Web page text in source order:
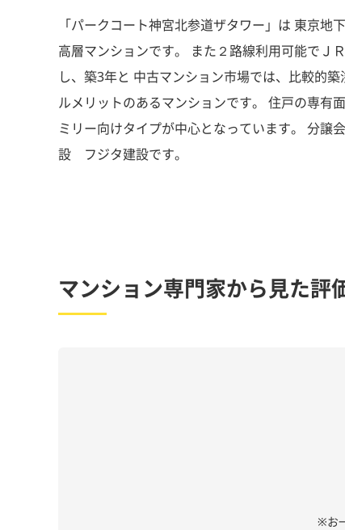
「パークコート神宮北参道ザタワー」は 東京
高層マンションです。 また２路線利用可能でＪ
し、築3年と 中古マンション市場では、比較的
ルメリットのあるマンションです。 住戸の専有
ミリー向けタイプが中心となっています。 分譲
設 フジタ建設です。
マンション専門家から見た評
※お